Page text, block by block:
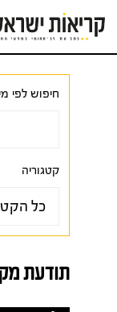
לתוכן
חיפוש לפי
קטגוריה
תודעת